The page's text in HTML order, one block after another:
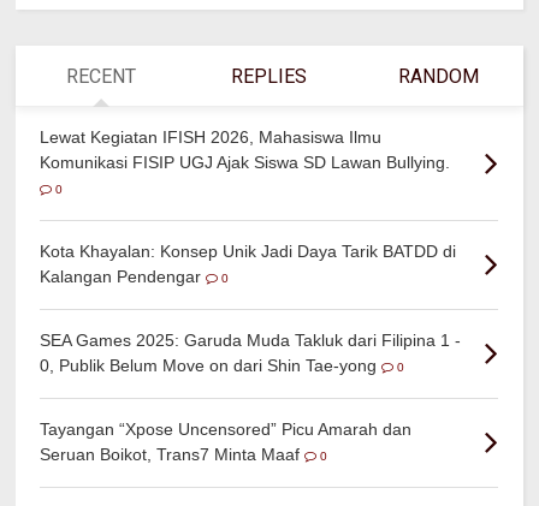
RECENT REPLIES RANDOM
Lewat Kegiatan IFISH 2026, Mahasiswa Ilmu
Komunikasi FISIP UGJ Ajak Siswa SD Lawan Bullying.
0
Kota Khayalan: Konsep Unik Jadi Daya Tarik BATDD di
Kalangan Pendengar
0
SEA Games 2025: Garuda Muda Takluk dari Filipina 1 -
0, Publik Belum Move on dari Shin Tae-yong
0
Tayangan “Xpose Uncensored” Picu Amarah dan
Seruan Boikot, Trans7 Minta Maaf
0